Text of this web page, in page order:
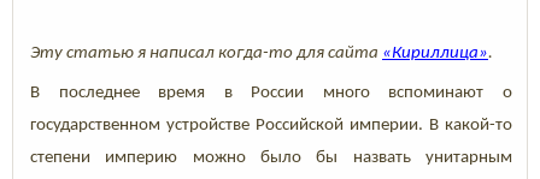
Эту статью я написал когда-то для сайта «Кириллица».
В последнее время в России много вспоминают о
государственном устройстве Российской империи. В какой-то
степени империю можно было бы назвать унитарным